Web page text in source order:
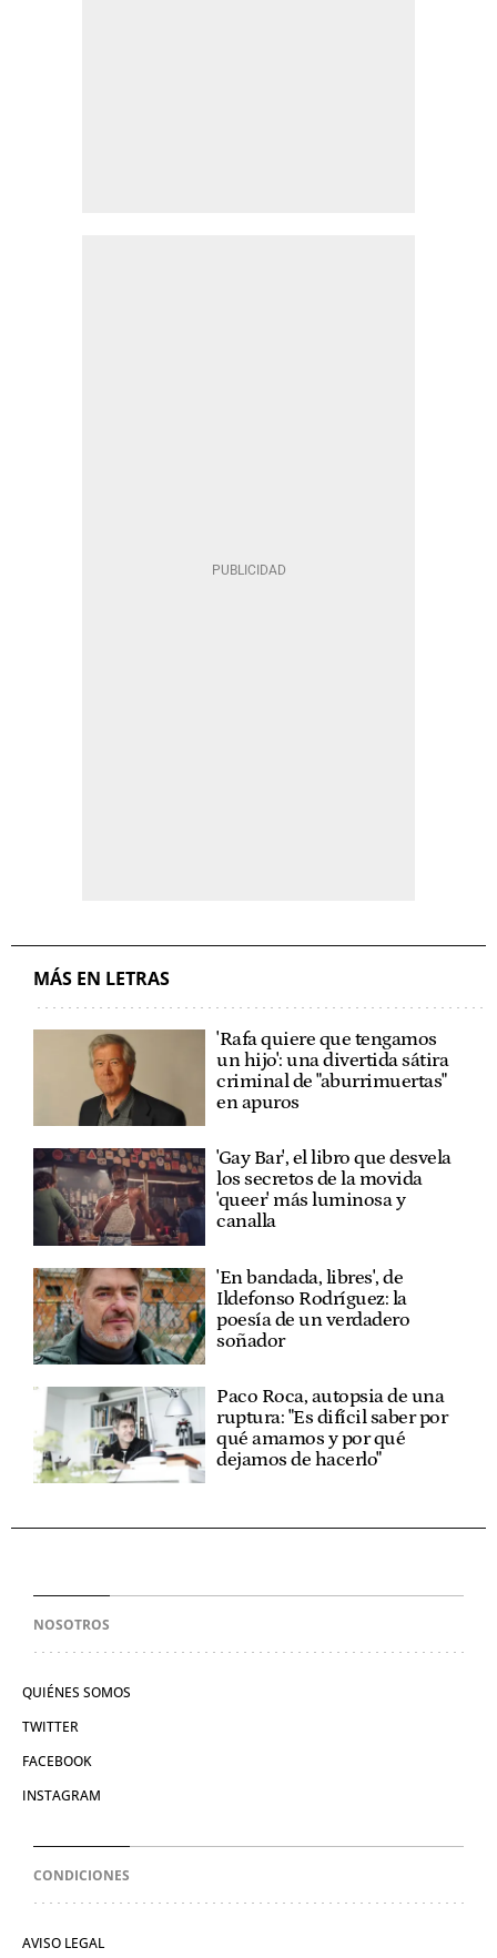
MÁS EN LETRAS
'Rafa quiere que tengamos
un hijo': una divertida sátira
criminal de "aburrimuertas"
en apuros
'Gay Bar', el libro que desvela
los secretos de la movida
'queer' más luminosa y
canalla
'En bandada, libres', de
Ildefonso Rodríguez: la
poesía de un verdadero
soñador
Paco Roca, autopsia de una
ruptura: "Es difícil saber por
qué amamos y por qué
dejamos de hacerlo"
NOSOTROS
QUIÉNES SOMOS
TWITTER
FACEBOOK
INSTAGRAM
CONDICIONES
AVISO LEGAL